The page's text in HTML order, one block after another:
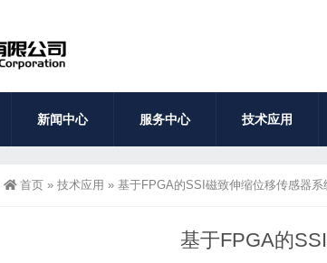
新闻中心 服务中心 技术应用
首页 » 技术应用 » 基于FPGA的SSI磁致伸缩位移传感器系
基于FPGA的